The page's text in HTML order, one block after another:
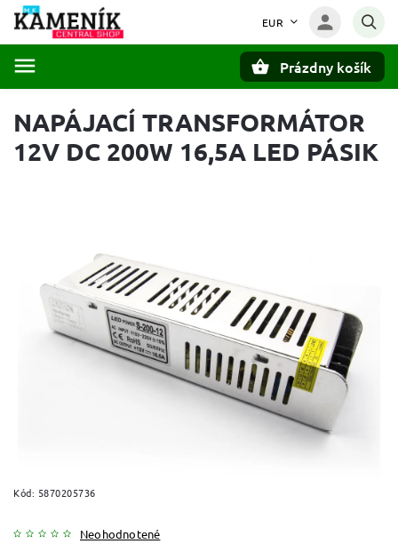
EUR
Prázdny košík
NAPÁJACÍ TRANSFORMÁTOR
12V DC 200W 16,5A LED PÁSIK
Kód: 5870205736
Neohodnotené